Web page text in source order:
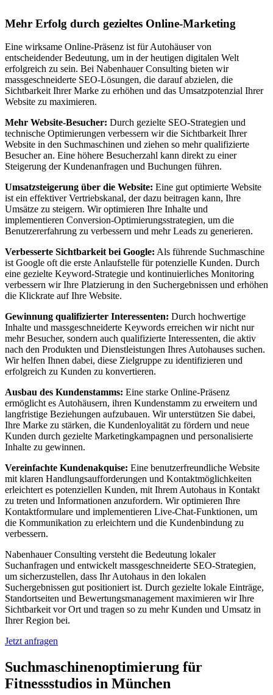
Mehr Erfolg durch gezieltes Online-Marketing
Eine wirksame Online-Präsenz ist für Autohäuser von
entscheidender Bedeutung, um in der heutigen digitalen Welt
erfolgreich zu sein. Bei Nabenhauer Consulting bieten wir
massgeschneiderte SEO-Lösungen, die darauf abzielen, die
Sichtbarkeit Ihrer Marke zu erhöhen und das Umsatzpotenzial Ihrer
Website zu maximieren.
Mehr Website-Besucher: Durch gezielte SEO-Strategien und
technische Optimierungen verbessern wir die Sichtbarkeit Ihrer
Website in den Suchmaschinen und ziehen so mehr qualifizierte
Besucher an. Eine höhere Besucherzahl kann direkt zu einer
Steigerung der Kundenanfragen und Buchungen führen.
Umsatzsteigerung über die Website: Eine gut optimierte Website
ist ein effektiver Vertriebskanal, der dazu beitragen kann, Ihre
Umsätze zu steigern. Wir optimieren Ihre Inhalte und
implementieren Conversion-Optimierungsstrategien, um die
Benutzererfahrung zu verbessern und mehr Leads zu generieren.
Verbesserte Sichtbarkeit bei Google: Als führende Suchmaschine
ist Google oft die erste Anlaufstelle für potenzielle Kunden. Durch
eine gezielte Keyword-Strategie und kontinuierliches Monitoring
verbessern wir Ihre Platzierung in den Suchergebnissen und erhöhen
die Klickrate auf Ihre Website.
Gewinnung qualifizierter Interessenten: Durch hochwertige
Inhalte und massgeschneiderte Keywords erreichen wir nicht nur
mehr Besucher, sondern auch qualifizierte Interessenten, die aktiv
nach den Produkten und Dienstleistungen Ihres Autohauses suchen.
Wir helfen Ihnen dabei, diese Zielgruppe zu identifizieren und
erfolgreich zu Kunden zu konvertieren.
Ausbau des Kundenstamms: Eine starke Online-Präsenz
ermöglicht es Autohäusern, ihren Kundenstamm zu erweitern und
langfristige Beziehungen aufzubauen. Wir unterstützen Sie dabei,
Ihre Marke zu stärken, die Kundenloyalität zu fördern und neue
Kunden durch gezielte Marketingkampagnen und personalisierte
Inhalte zu gewinnen.
Vereinfachte Kundenakquise: Eine benutzerfreundliche Website
mit klaren Handlungsaufforderungen und Kontaktmöglichkeiten
erleichtert es potenziellen Kunden, mit Ihrem Autohaus in Kontakt
zu treten und Informationen anzufordern. Wir optimieren Ihre
Kontaktformulare und implementieren Live-Chat-Funktionen, um
die Kommunikation zu erleichtern und die Kundenbindung zu
verbessern.
Nabenhauer Consulting versteht die Bedeutung lokaler
Suchanfragen und entwickelt massgeschneiderte SEO-Strategien,
um sicherzustellen, dass Ihr Autohaus in den lokalen
Suchergebnissen gut positioniert ist. Durch gezielte lokale Einträge,
Standortseiten und Bewertungsmanagement maximieren wir Ihre
Sichtbarkeit vor Ort und tragen so zu mehr Kunden und Umsatz in
Ihrer Region bei.
Jetzt anfragen
Suchmaschinenoptimierung für
Fitnessstudios in München